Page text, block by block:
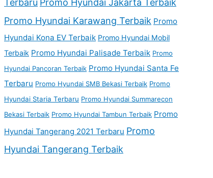
Promo Hyundai Karawang Terbaik Promo
Hyundai Kona EV Terbaik Promo Hyundai Mobil
Terbaik Promo Hyundai Palisade Terbaik Promo
Hyundai Pancoran Terbaik Promo Hyundai Santa Fe
Terbaru Promo Hyundai SMB Bekasi Terbaik Promo
Hyundai Staria Terbaru Promo Hyundai Summarecon
Bekasi Terbaik Promo Hyundai Tambun Terbaik Promo
Hyundai Tangerang 2021 Terbaru Promo
Hyundai Tangerang Terbaik